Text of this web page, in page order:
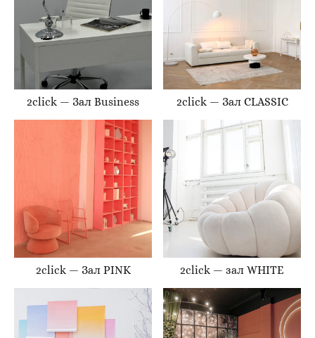
2click — Зал Business 2click — Зал CLASSIC
2click — Зал PINK 2click — зал WHITE